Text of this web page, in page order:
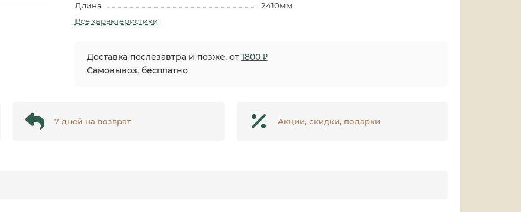
Длина
2410мм
Все характеристики
Доставка послезавтра и позже, от 1800 ₽
Самовывоз, бесплатно
7 дней на возврат Акции, скидки, подарки